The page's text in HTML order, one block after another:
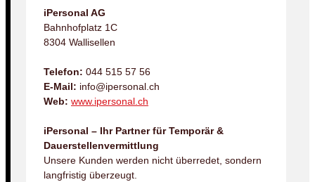
iPersonal AG
Bahnhofplatz 1C
8304 Wallisellen
Telefon: 044 515 57 56
E-Mail: info@ipersonal.ch
Web: www.ipersonal.ch
iPersonal – Ihr Partner für Temporär &
Dauerstellenvermittlung
Unsere Kunden werden nicht überredet, sondern
langfristig überzeugt.